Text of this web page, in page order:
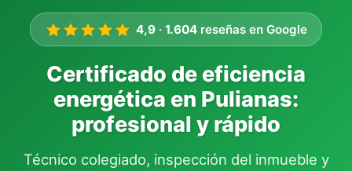
4,9 · 1.604 reseñas en Google
Certificado de eficiencia
energética en Pulianas:
profesional y rápido
Técnico colegiado, inspección del inmueble y